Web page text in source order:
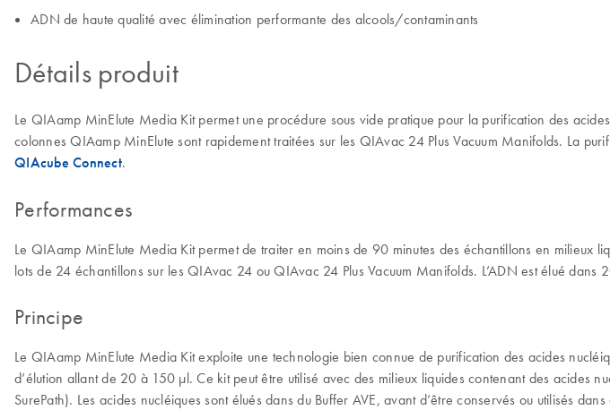
ADN de haute qualité avec élimination performante des alcools/contaminants
Détails produit
Le QIAamp MinElute Media Kit permet une procédure sous vide pratique pour la purification des
colonnes QIAamp MinElute sont rapidement traitées sur les QIAvac 24 Plus Vacuum Manifolds. La
QIAcube Connect.
Performances
Le QIAamp MinElute Media Kit permet de traiter en moins de 90 minutes des échantillons en
lots de 24 échantillons sur les QIAvac 24 ou QIAvac 24 Plus Vacuum Manifolds. L’ADN est élué dans
Principe
Le QIAamp MinElute Media Kit exploite une technologie bien connue de purification des acides
d’élution allant de 20 à 150 µl. Ce kit peut être utilisé avec des milieux liquides contenant des acides
SurePath). Les acides nucléiques sont élués dans du Buffer AVE, avant d’être conservés ou utilisés